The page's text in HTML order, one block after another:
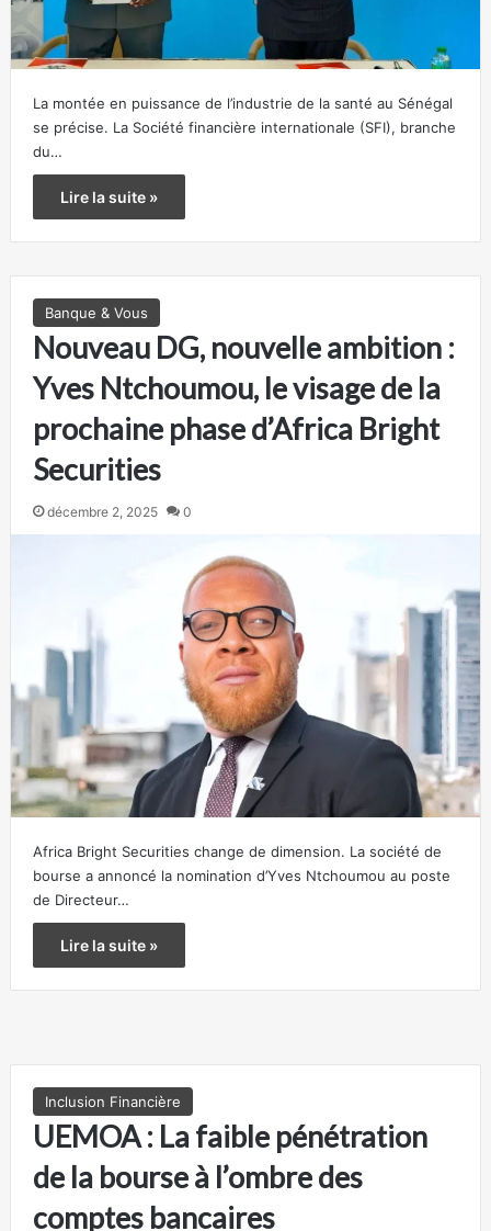
La montée en puissance de l’industrie de la santé au Sénégal
se précise. La Société financière internationale (SFI), branche
du…
Lire la suite »
Banque & Vous
Nouveau DG, nouvelle ambition :
Yves Ntchoumou, le visage de la
prochaine phase d’Africa Bright
Securities
décembre 2, 2025 0
Africa Bright Securities change de dimension. La société de
bourse a annoncé la nomination d’Yves Ntchoumou au poste
de Directeur…
Lire la suite »
Inclusion Financière
UEMOA : La faible pénétration
de la bourse à l’ombre des
comptes bancaires